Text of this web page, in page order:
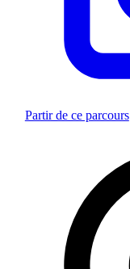
Partir de ce parcours